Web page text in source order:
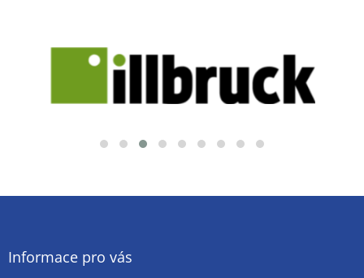
Z
Informace pro vás